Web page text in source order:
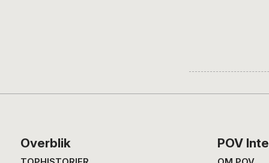
Footer
Overblik POV